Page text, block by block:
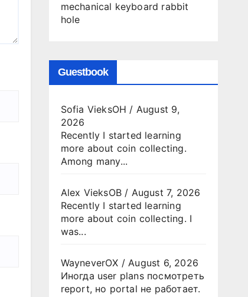
mechanical keyboard rabbit
hole
Guestbook
Sofia VieksOH / August 9,
2026
Recently I started learning
more about coin collecting.
Among many...
Alex VieksOB/ August 7, 2026
Recently I started learning
more about coin collecting. I
was...
WayneverOX /August 6, 2026
Иногда user plans посмотреть
report, но portal не работает.